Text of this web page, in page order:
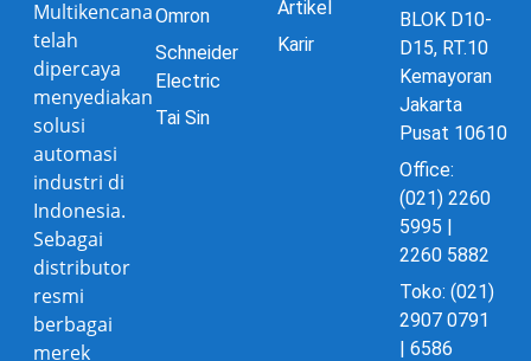
Multikencana
telah
dipercaya
menyediakan
solusi
automasi
industri di
Indonesia.
Sebagai
distributor
resmi
berbagai
merek
Omron
Schneider
Electric
Tai Sin
Artikel
Karir
BLOK D10-
D15, RT.10
Kemayoran
Jakarta
Pusat 10610
Office:
(021) 2260
5995 |
2260 5882
Toko: (021)
2907 0791
| 6586